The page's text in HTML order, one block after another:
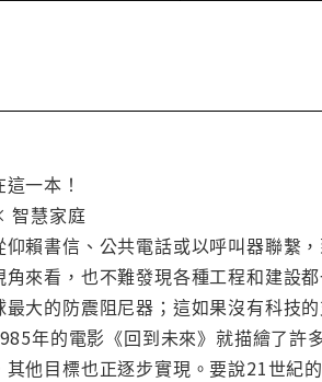
一本！
智慧家庭
賴書信、公共電話或以呼叫器聯繫
來看，也不難發現各種工程和建設
大的防震阻尼器；這如果沒有科技
年的電影《回到未來》就描繪了許
他目標也正逐步實現。要說21世紀